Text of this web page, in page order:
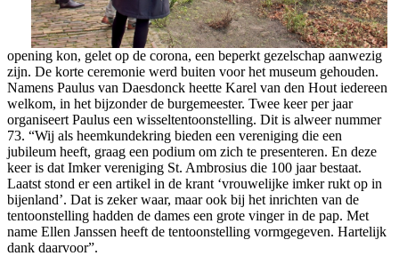
opening kon, gelet op de corona, een beperkt gezelschap aanwezig
zijn. De korte ceremonie werd buiten voor het museum gehouden.
Namens Paulus van Daesdonck heette Karel van den Hout iedereen
welkom, in het bijzonder de burgemeester. Twee keer per jaar
organiseert Paulus een wisseltentoonstelling. Dit is alweer nummer
73. “Wij als heemkundekring bieden een vereniging die een
jubileum heeft, graag een podium om zich te presenteren. En deze
keer is dat Imker vereniging St. Ambrosius die 100 jaar bestaat.
Laatst stond er een artikel in de krant ‘vrouwelijke imker rukt op in
bijenland’. Dat is zeker waar, maar ook bij het inrichten van de
tentoonstelling hadden de dames een grote vinger in de pap. Met
name Ellen Janssen heeft de tentoonstelling vormgegeven. Hartelijk
dank daarvoor”.